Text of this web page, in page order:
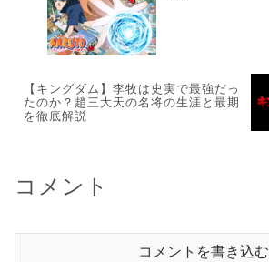
【キングダム】李牧は史実で最強だっ
たのか？趙三大天の名将の生涯と最期
を徹底解説
コメント
コメントを書き込む